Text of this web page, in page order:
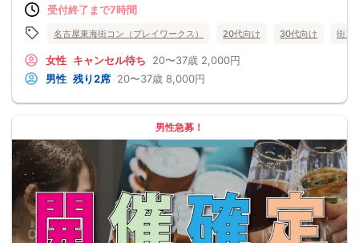
受付終了まで7時間
名古屋東海街コン（プレイワークス） 20代向け 30代向け 街コ
女性 キャンセル待ち 20〜37歳 2,000円
男性 残り2席 20〜37歳 8,000円
男性急募！